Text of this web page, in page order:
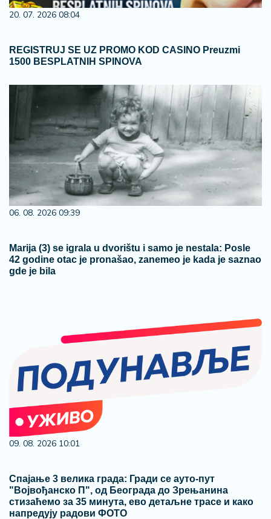
20. 07. 2026 08:04
REGISTRUJ SE UZ PROMO KOD CASINO Preuzmi
1500 BESPLATNIH SPINOVA
06. 08. 2026 09:39
Marija (3) se igrala u dvorištu i samo je nestala: Posle
42 godine otac je pronašao, zanemeo je kada je saznao
gde je bila
09. 08. 2026 10:01
Спајање 3 велика града: Гради се ауто-пут
"Војвођанско П", од Београда до Зрењанина
стизаћемо за 35 минута, ево детаљне трасе и како
напредују радови ФОТО